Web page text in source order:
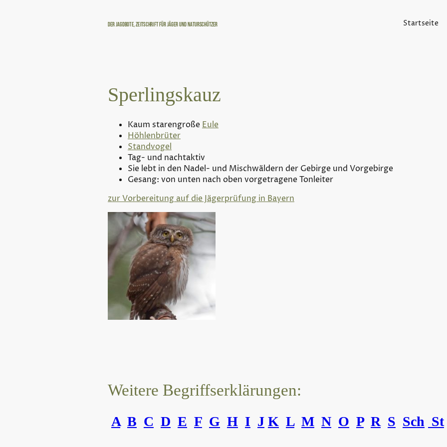
Der Jagdbote, Zeitschrift für Jäger und Naturschützer Startseite
Sperlingskauz
Kaum starengroßeEule
Höhlenbrüter
Standvogel
Tag- und nachtaktiv
Sie lebt in den Nadel- und Mischwäldern der Gebirge und Vorgebirge
Gesang: von unten nach oben vorgetragene Tonleiter
zur Vorbereitung auf die Jägerprüfung in Bayern
Weitere Begriffserklärungen:
A B C D E F G H I J K L M N O P R S Sch St